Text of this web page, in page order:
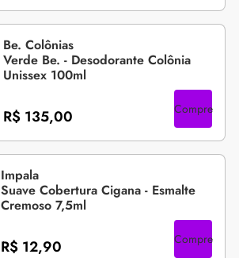
Be. Colônias
Verde Be. - Desodorante Colônia
Unissex 100ml
R$ 135,00 Compre
Impala
Suave Cobertura Cigana - Esmalte
Cremoso 7,5ml
R$ 12,90 Compre